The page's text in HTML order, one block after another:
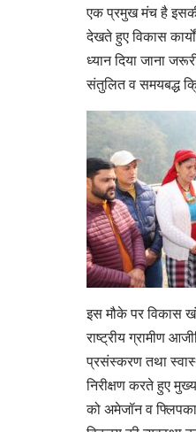
एक प्रमुख मंच है
देखते हुए विकास
ध्यान दिया जाना
संतुलित व समयबद्ध
इस मौके पर विकास
राष्ट्रीय ग्रामीण
प्रसंस्करण तथा
निरीक्षण करते हुए
को अमेजॉन व